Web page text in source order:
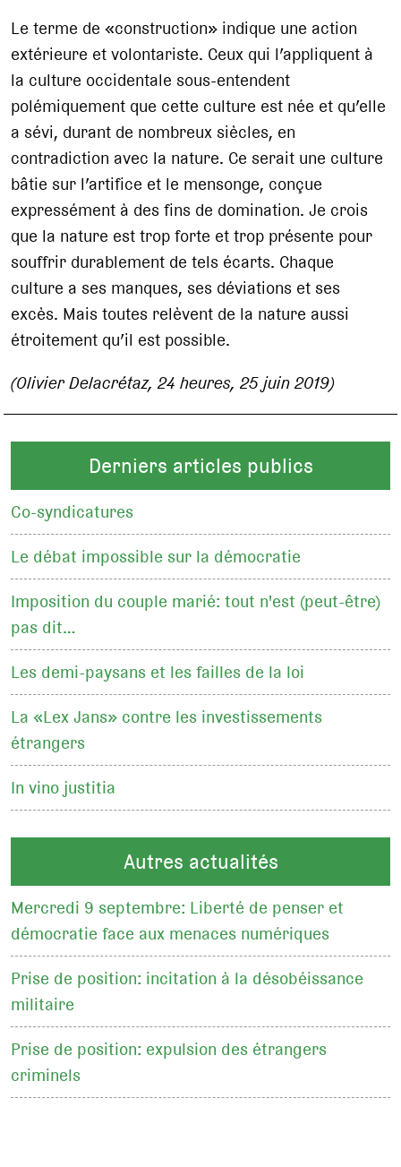
Le terme de «construction» indique une action
extérieure et volontariste. Ceux qui l’appliquent à
la culture occidentale sous-entendent
polémiquement que cette culture est née et qu’elle
a sévi, durant de nombreux siècles, en
contradiction avec la nature. Ce serait une culture
bâtie sur l’artifice et le mensonge, conçue
expressément à des fins de domination. Je crois
que la nature est trop forte et trop présente pour
souffrir durablement de tels écarts. Chaque
culture a ses manques, ses déviations et ses
excès. Mais toutes relèvent de la nature aussi
étroitement qu’il est possible.
(Olivier Delacrétaz, 24 heures, 25 juin 2019)
Derniers articles publics
Co-syndicatures
Le débat impossible sur la démocratie
Imposition du couple marié: tout n'est (peut-être)
pas dit…
Les demi-paysans et les failles de la loi
La «Lex Jans» contre les investissements
étrangers
In vino justitia
Autres actualités
Mercredi 9 septembre: Liberté de penser et
démocratie face aux menaces numériques
Prise de position: incitation à la désobéissance
militaire
Prise de position: expulsion des étrangers
criminels